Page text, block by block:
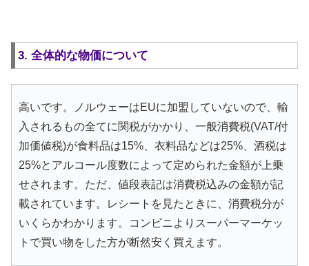
3. 全体的な物価について
高いです。ノルウェーはEUに加盟していないので、輸
入されるもの全てに関税がかかり、一般消費税(VAT/付
加価値税)が食料品は15%、衣料品などは25%、酒税は
25%とアルコール度数によって定められた金額が上乗
せされます。ただ、値段表記は消費税込みの金額が記
載されています。レシートを見たときに、消費税分が
いくらかわかります。コンビニよりスーパーマーケッ
トで買い物をした方が断然安く買えます。